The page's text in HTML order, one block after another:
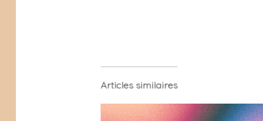
Articles similaires